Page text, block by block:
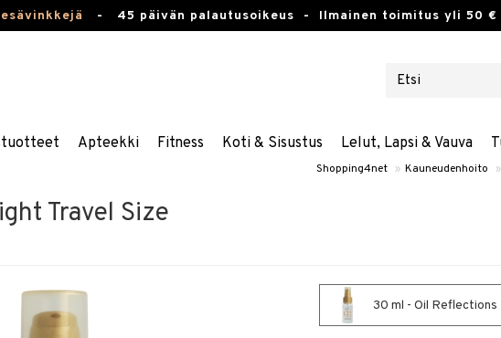
- 45 päivän palautusoikeus - Ilmainen toimitus yli 50 €
Apteekki Fitness Koti & Sisustus Lelut, Lapsi & Vauva
Shopping4net » Kauneudenhoito »
Travel Size
30 ml - Oil Reflections